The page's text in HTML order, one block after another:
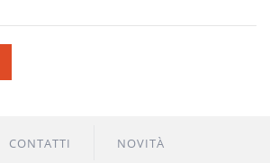
CONTATTI NOVITÀ